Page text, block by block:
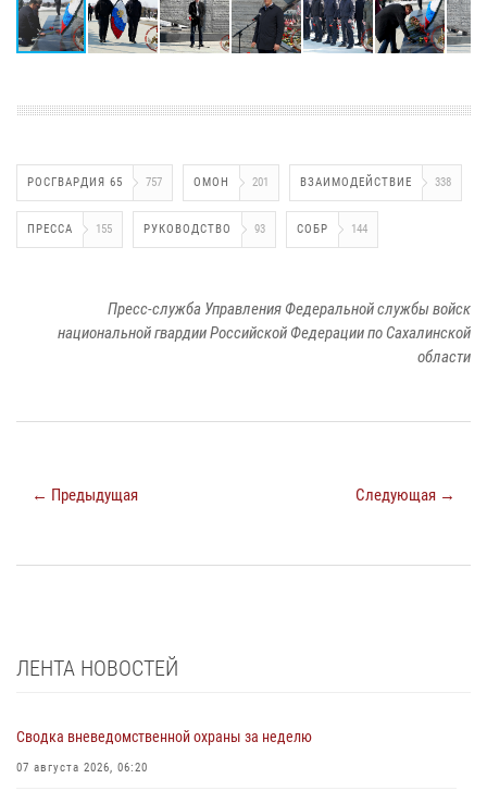
РОСГВАРДИЯ 65 757 ОМОН 201 ВЗАИМОДЕЙСТВИЕ 338
ПРЕССА 155 РУКОВОДСТВО 93 СОБР 144
Пресс-служба Управления Федеральной службы войск
национальной гвардии Российской Федерации по Сахалинской
области
← Предыдущая Следующая →
ЛЕНТА НОВОСТЕЙ
Сводка вневедомственной охраны за неделю
07 августа 2026, 06:20